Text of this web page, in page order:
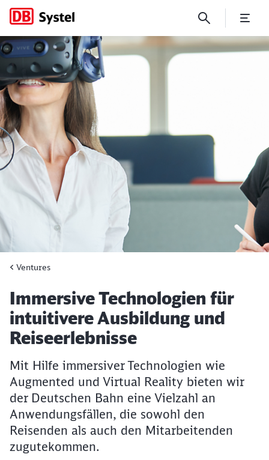
Immersive Technologien
Ventures
Artikel:
Immersive Technologien für
intuitivere Ausbildung und
Reiseerlebnisse
Mit Hilfe immersiver Technologien wie
Augmented und Virtual Reality bieten wir
der Deutschen Bahn eine Vielzahl an
Anwendungsfällen, die sowohl den
Reisenden als auch den Mitarbeitenden
zugutekommen.